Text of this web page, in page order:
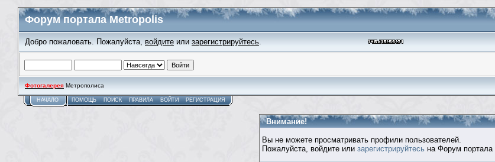
Форум портала Metropolis
Добро пожаловать. Пожалуйста, войдите или зарегистрируйтесь.
Фотогалерея Метрополиса
НАЧАЛО ПОМОЩЬ ПОИСК ПРАВИЛА ВОЙТИ РЕГИСТРАЦИЯ
Внимание!
Вы не можете просматривать профили пользователей.
Пожалуйста, войдите или зарегистрируйтесь на Форум портала